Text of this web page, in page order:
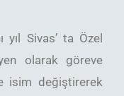
Sivas’ ta Özel
olarak göreve
isim değiştirerek